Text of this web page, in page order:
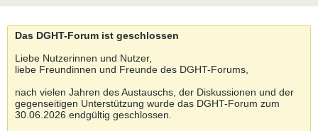
Das DGHT-Forum ist geschlossen
Liebe Nutzerinnen und Nutzer,
liebe Freundinnen und Freunde des DGHT-Forums,
nach vielen Jahren des Austauschs, der Diskussionen und der
gegenseitigen Unterstützung wurde das DGHT-Forum zum
30.06.2026 endgültig geschlossen.